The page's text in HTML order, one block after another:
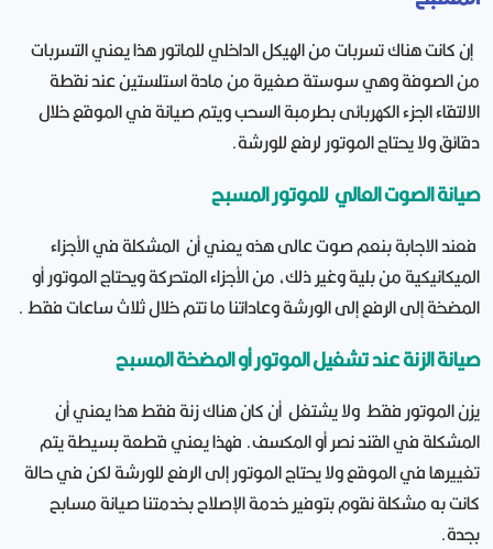
إن كانت هناك تسربات من الهيكل الداخلي للماتور هذا يعني التسربات
من الصوفة وهي سوستة صغيرة من مادة استلستين عند نقطة
الالتقاء الجزء الكهربائى بطرمبة السحب ويتم صيانة في الموقع خلال
دقائق ولا يحتاج الموتور لرفع للورشة.
صيانة الصوت العالي للموتور المسبح
فعند الاجابة بنعم صوت عالى هذه يعني أن المشكلة في الأجزاء
الميكانيكية من بلية وغير ذلك، من الأجزاء المتحركة ويحتاج الموتور أو
المضخة إلى الرفع إلى الورشة وعاداتنا ما تتم خلال ثلاث ساعات فقط .
صيانة الزنة عند تشغيل الموتور أو المضخة المسبح
يزن الموتور فقط ولا يشتغل أن كان هناك زنة فقط هذا يعني أن
المشكلة في القند نصر أو المكسف. فهذا يعني قطعة بسيطة يتم
تغييرها في الموقع ولا يحتاج الموتور إلى الرفع للورشة لكن في حالة
كانت به مشكلة نقوم بتوفير خدمة الإصلاح بخدمتنا صيانة مسابح
بجدة.